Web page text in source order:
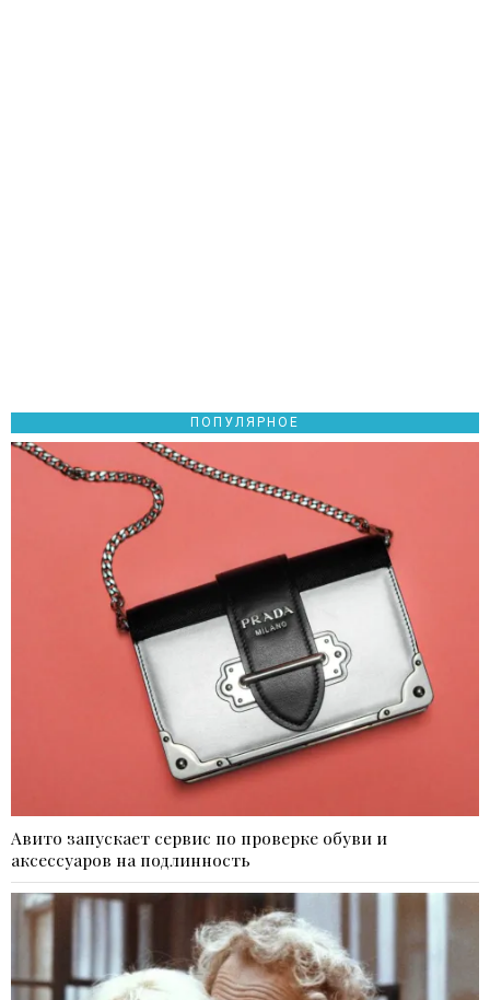
ПОПУЛЯРНОЕ
Авито запускает сервис по проверке обуви и
аксессуаров на подлинность